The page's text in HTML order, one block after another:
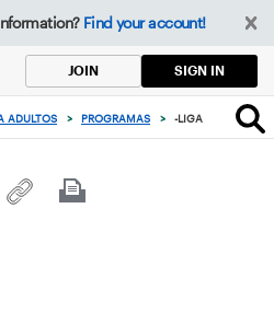
Find your account!
JOIN SIGN IN
ADULTOS > PROGRAMAS > -LIGA